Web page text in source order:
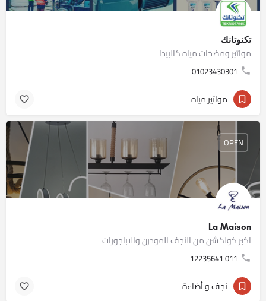
تكنوتانك
مواتير ومضخات مياه كالبيدا
01023430301
مواتير مياه
La Maison
اكبر كولكشن من النجف المودرن والاباجورات
011 12235641
OPEN
نجف و أضاءة